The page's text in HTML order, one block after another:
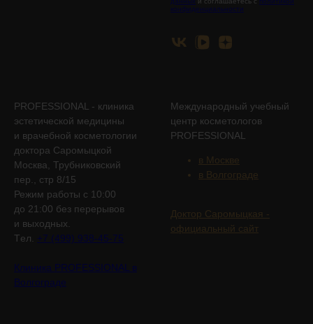
конфиденциальности
PROFESSIONAL - клиника
эстетической медицины
и врачебной косметологии
доктора Саромыцкой
Москва, Трубниковский
пер., стр 8/15
Режим работы с 10:00
до 21:00 без перерывов
и выходных.
Tел. +7 (499) 938-45-75
Клиника PROFESSIONAL в
Волгограде
Международный учебный
центр косметологов
PROFESSIONAL
в Москве
в Волгограде
Доктор Саромыцкая -
официальный сайт